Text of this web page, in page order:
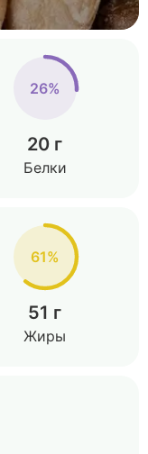
26%
20 г
Белки
61%
51 г
Жиры